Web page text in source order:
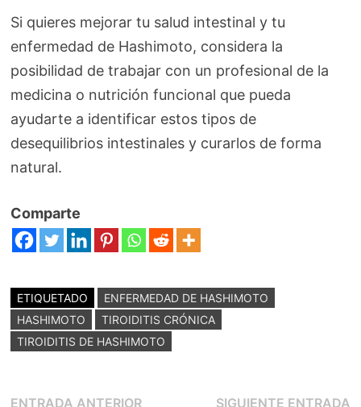
Si quieres mejorar tu salud intestinal y tu
enfermedad de Hashimoto, considera la
posibilidad de trabajar con un profesional de la
medicina o nutrición funcional que pueda
ayudarte a identificar estos tipos de
desequilibrios intestinales y curarlos de forma
natural.
Comparte
ETIQUETADO
ENFERMEDAD DE HASHIMOTO
HASHIMOTO
TIROIDITIS CRÓNICA
TIROIDITIS DE HASHIMOTO
ENTRADA ANTERIOREntrada SIGUIENTE ENTRADA